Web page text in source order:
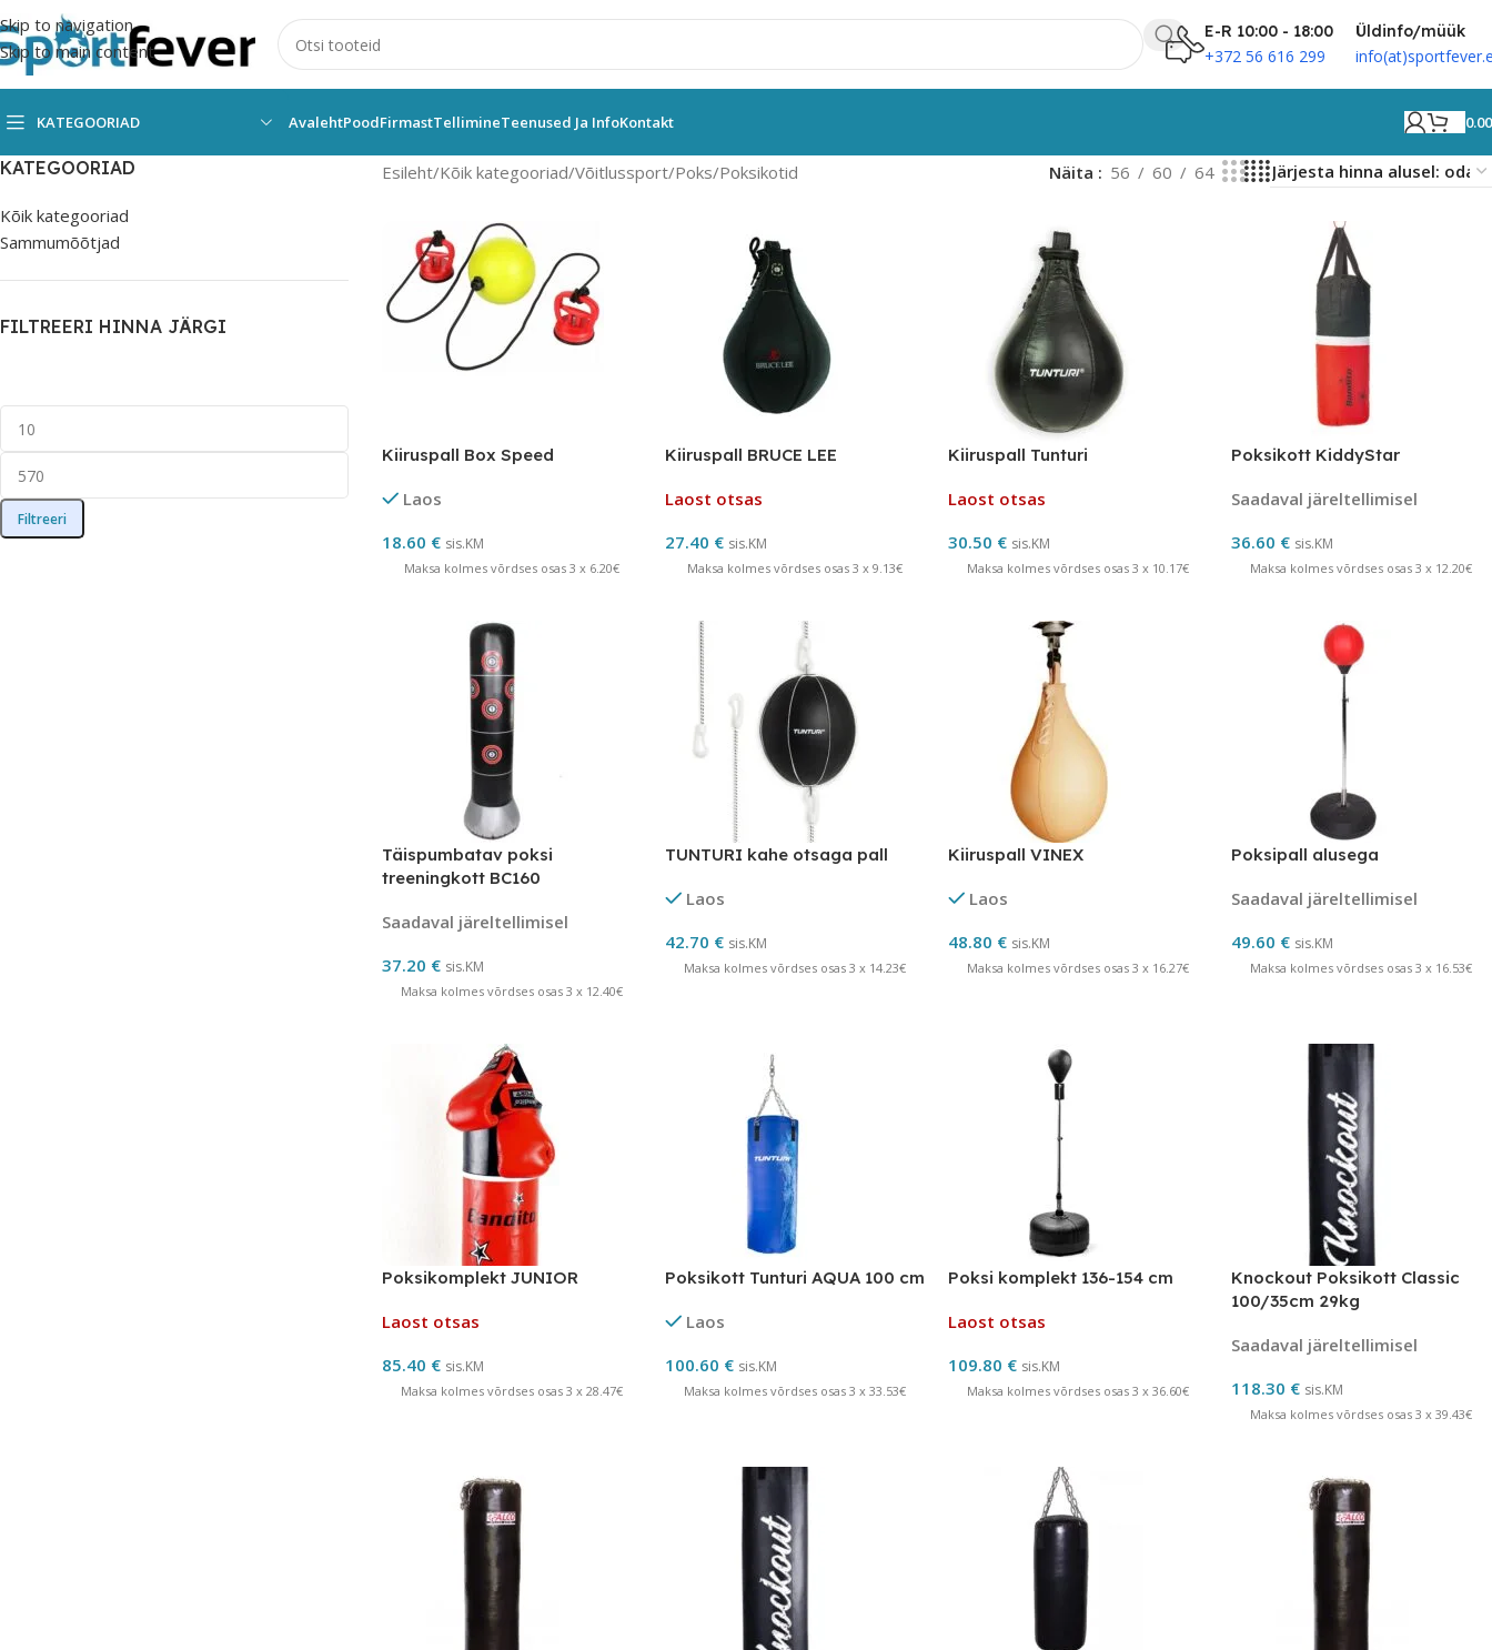
Skip to navigation
Skip to main content
E-R 10:00 - 18:00
+372 56 616 299
Üldinfo/müük
KATEGOORIAD AvalehtPoodFirmastTellimineTeenused Ja InfoKontakt
KATEGOORIAD
Kõik kategooriad
Sammumõõtjad
FILTREERI HINNA JÄRGI
Filtreeri
Esileht Kõik kategooriad Võitlussport Poks Poksikotid Näita 56 60 64
Kiiruspall Box Speed
Laos
18.60 € sis.KM
Maksa kolmes võrdses osas 3 x 6.20€
Kiiruspall BRUCE LEE
Laost otsas
27.40 € sis.KM
Maksa kolmes võrdses osas 3 x 9.13€
Kiiruspall Tunturi
Laost otsas
30.50 € sis.KM
Maksa kolmes võrdses osas 3 x 10.17€
Poksikott KiddyStar
Saadaval järeltellimisel
36.60 € sis.KM
Maksa kolmes võrdses osas 3 x 12.20€
Täispumbatav poksi
treeningkott BC160
Saadaval järeltellimisel
37.20 € sis.KM
Maksa kolmes võrdses osas 3 x 12.40€
TUNTURI kahe otsaga pall
Laos
42.70 € sis.KM
Maksa kolmes võrdses osas 3 x 14.23€
Kiiruspall VINEX
Laos
48.80 € sis.KM
Maksa kolmes võrdses osas 3 x 16.27€
Poksipall alusega
Saadaval järeltellimisel
49.60 € sis.KM
Maksa kolmes võrdses osas 3 x 16.53€
Poksikomplekt JUNIOR
Laost otsas
85.40 € sis.KM
Maksa kolmes võrdses osas 3 x 28.47€
Poksikott Tunturi AQUA 100 cm
Laos
100.60 € sis.KM
Maksa kolmes võrdses osas 3 x 33.53€
Poksi komplekt 136-154 cm
Laost otsas
109.80 € sis.KM
Maksa kolmes võrdses osas 3 x 36.60€
Knockout Poksikott Classic
100/35cm 29kg
Saadaval järeltellimisel
118.30 € sis.KM
Maksa kolmes võrdses osas 3 x 39.43€